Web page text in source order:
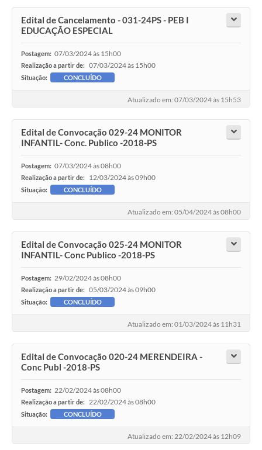
Edital de Cancelamento - 031-24PS - PEB I
EDUCAÇÃO ESPECIAL
Postagem: 07/03/2024 às 15h00
Realização a partir de: 07/03/2024 às 15h00
Situação: CONCLUÍDO
Atualizado em: 07/03/2024 às 15h53
Edital de Convocação 029-24 MONITOR
INFANTIL- Conc. Publico -2018-PS
Postagem: 07/03/2024 às 08h00
Realização a partir de: 12/03/2024 às 09h00
Situação: CONCLUÍDO
Atualizado em: 05/04/2024 às 08h00
Edital de Convocação 025-24 MONITOR
INFANTIL- Conc Publico -2018-PS
Postagem: 29/02/2024 às 08h00
Realização a partir de: 05/03/2024 às 09h00
Situação: CONCLUÍDO
Atualizado em: 01/03/2024 às 11h31
Edital de Convocação 020-24 MERENDEIRA -
Conc Publ -2018-PS
Postagem: 22/02/2024 às 08h00
Realização a partir de: 22/02/2024 às 08h00
Situação: CONCLUÍDO
Atualizado em: 22/02/2024 às 12h09